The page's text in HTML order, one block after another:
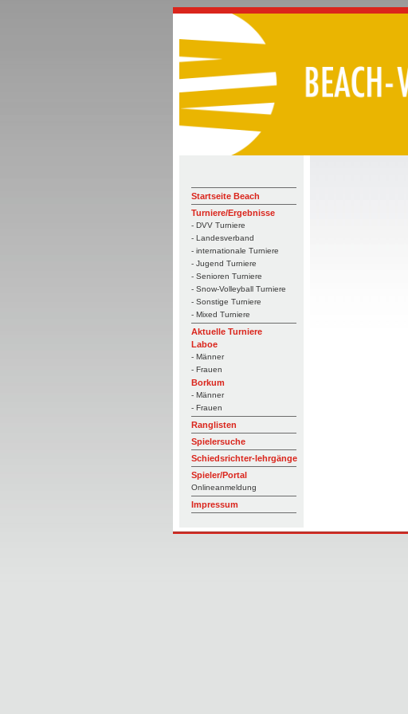
Startseite Beach
Turniere/Ergebnisse
- DVV Turniere
- Landesverband
- internationale Turniere
- Jugend Turniere
- Senioren Turniere
- Snow-Volleyball Turniere
- Sonstige Turniere
- Mixed Turniere
Aktuelle Turniere
Laboe
- Männer
- Frauen
Borkum
- Männer
- Frauen
Ranglisten
Spielersuche
Schiedsrichter-lehrgänge
Spieler/Portal
Onlineanmeldung
Impressum